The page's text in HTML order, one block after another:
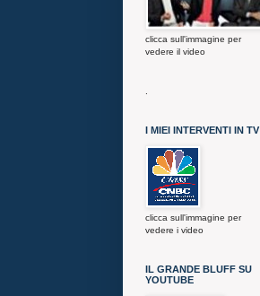
clicca sull'immagine per
vedere il video
I MIEI INTERVENTI IN TV
clicca sull'immagine per
vedere i video
IL GRANDE BLUFF SU
YOUTUBE